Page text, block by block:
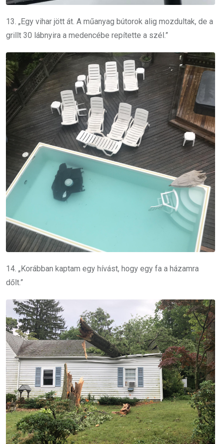
13. „Egy vihar jött át. A műanyag bútorok alig mozdultak, de a
grillt 30 lábnyira a medencébe repítette a szél.”
14. „Korábban kaptam egy hívást, hogy egy fa a házamra
dőlt.”